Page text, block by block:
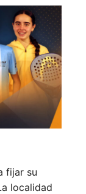
fijar su
localidad